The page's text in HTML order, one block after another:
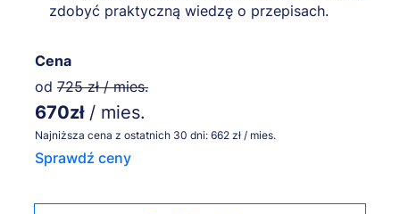
zdobyć praktyczną wiedzę o przepisach.
Cena
od 725 zł / mies.
670zł / mies.
Najniższa cena z ostatnich 30 dni: 662 zł / mies.
Sprawdź ceny